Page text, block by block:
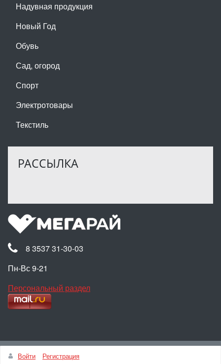
Надувная продукция
Новый Год
Обувь
Сад, огород
Спорт
Электротовары
Текстиль
РАССЫЛКА
8 3537 31-30-03
Пн-Вс 9-21
Персональный раздел
Войти
Регистрация